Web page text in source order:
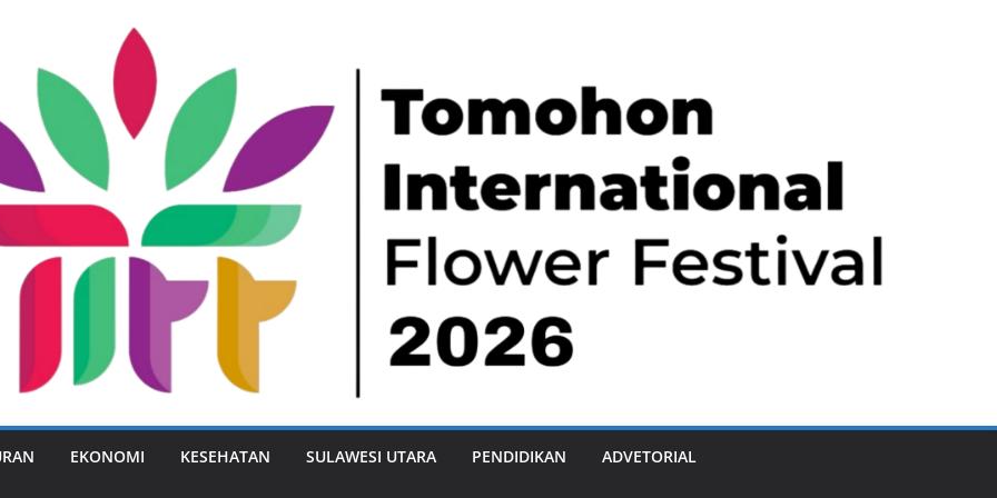
EKONOMI KESEHATAN SULAWESI UTARA PENDIDIKAN ADVETORIAL